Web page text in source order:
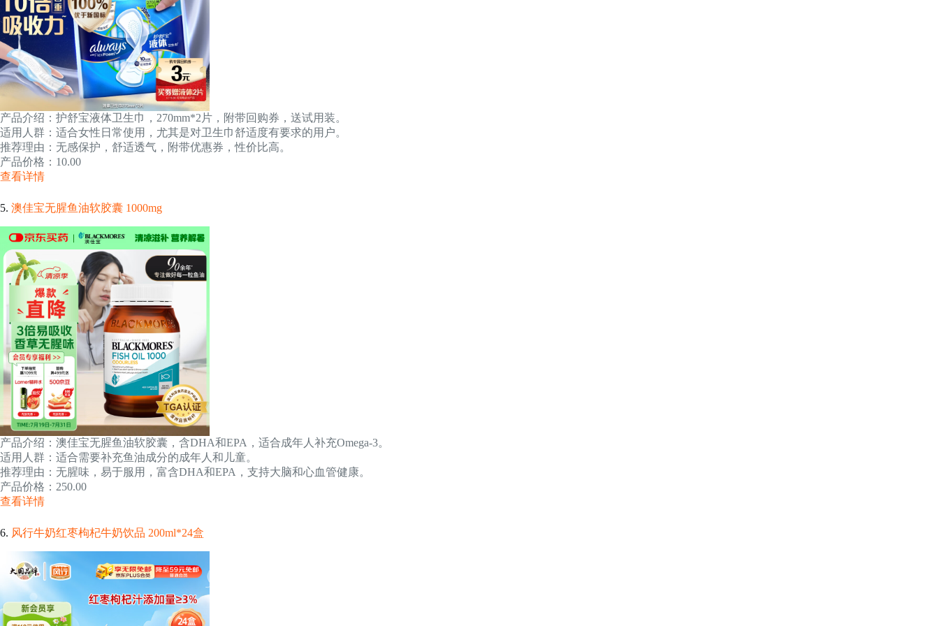
产品介绍：护舒宝液体卫生巾，270mm*2片，附带回购券，送试用装。
适用人群：适合女性日常使用，尤其是对卫生巾舒适度有要求的用户。
推荐理由：无感保护，舒适透气，附带优惠券，性价比高。
产品价格：10.00
查看详情
5. 澳佳宝无腥鱼油软胶囊 1000mg
产品介绍：澳佳宝无腥鱼油软胶囊，含DHA和EPA，适合成年人补充Omega-3。
适用人群：适合需要补充鱼油成分的成年人和儿童。
推荐理由：无腥味，易于服用，富含DHA和EPA，支持大脑和心血管健康。
产品价格：250.00
查看详情
6. 风行牛奶红枣枸杞牛奶饮品 200ml*24盒